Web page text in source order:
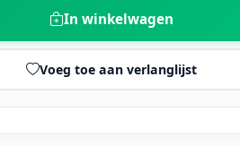
In winkelwagen
Voeg toe aan verlanglijst